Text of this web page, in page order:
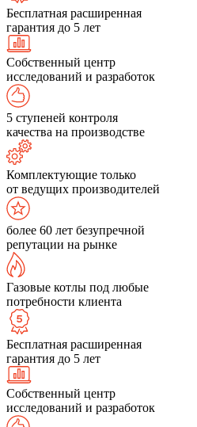
Бесплатная расширенная
гарантия до 5 лет
Собственный центр
исследований и разработок
5 ступеней контроля
качества на производстве
Комплектующие только
от ведущих производителей
более 60 лет безупречной
репутации на рынке
Газовые котлы под любые
потребности клиента
Бесплатная расширенная
гарантия до 5 лет
Собственный центр
исследований и разработок